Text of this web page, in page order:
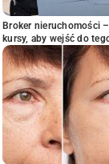
Broker nieruchomości
kursy, aby wejść do